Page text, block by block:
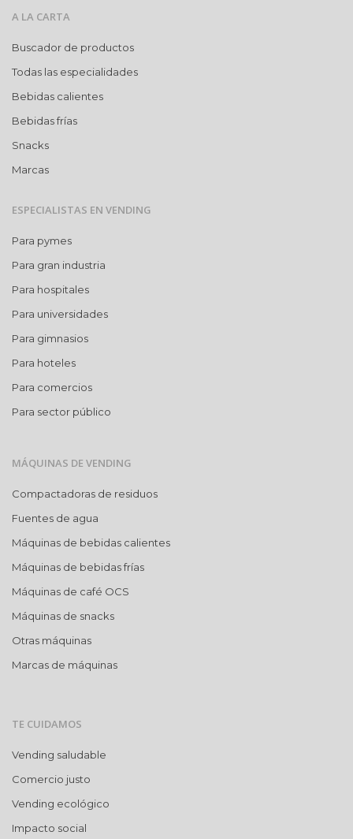
A LA CARTA
Buscador de productos
Todas las especialidades
Bebidas calientes
Bebidas frías
Snacks
Marcas
ESPECIALISTAS EN VENDING
Para pymes
Para gran industria
Para hospitales
Para universidades
Para gimnasios
Para hoteles
Para comercios
Para sector público
MÁQUINAS DE VENDING
Compactadoras de residuos
Fuentes de agua
Máquinas de bebidas calientes
Máquinas de bebidas frías
Máquinas de café OCS
Máquinas de snacks
Otras máquinas
Marcas de máquinas
TE CUIDAMOS
Vending saludable
Comercio justo
Vending ecológico
Impacto social